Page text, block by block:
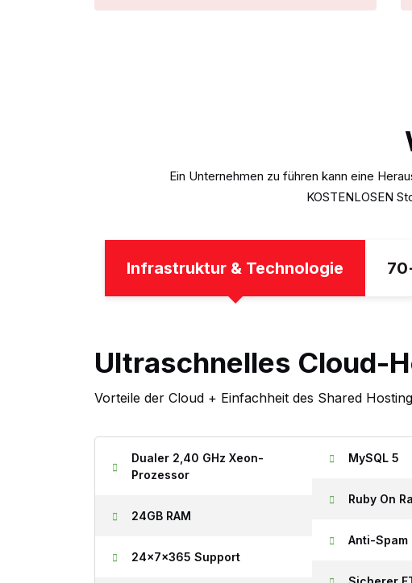
Ein Unternehmen zu führen kann eine
KOSTENLOSEN
Infrastruktur & Technologie
Ultraschnelles Cloud-
Vorteile der Cloud + Einfachheit des Shared
Dualer 2,40 GHz Xeon-
Prozessor
24GB RAM
24x7x365 Support
MySQL 5
Ruby On
Anti-Spam